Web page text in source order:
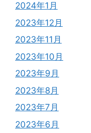
2024年1月
2023年12月
2023年11月
2023年10月
2023年9月
2023年8月
2023年7月
2023年6月